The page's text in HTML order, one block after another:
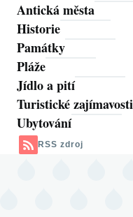
Antická města
Historie
Památky
Pláže
Jídlo a pití
Turistické zajímavosti
Ubytování
RSS zdroj